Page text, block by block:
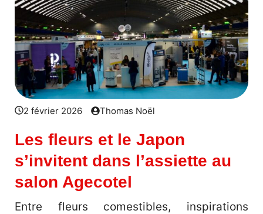
2 février 2026 Thomas Noël
Les fleurs et le Japon
s’invitent dans l’assiette au
salon Agecotel
Entre fleurs comestibles, inspirations